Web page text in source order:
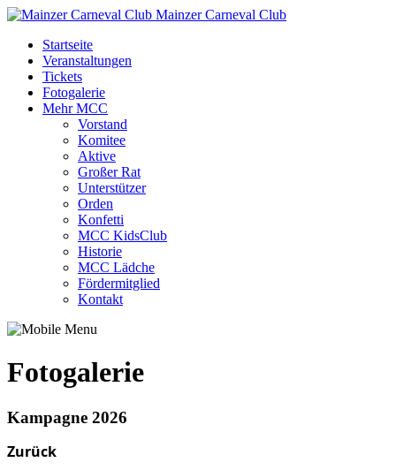
Mainzer Carneval Club
Startseite
Veranstaltungen
Tickets
Fotogalerie
Mehr MCC
Vorstand
Komitee
Aktive
Großer Rat
Unterstützer
Orden
Konfetti
MCC KidsClub
Historie
MCC Lädche
Fördermitglied
Kontakt
Fotogalerie
Kampagne 2026
Zurück